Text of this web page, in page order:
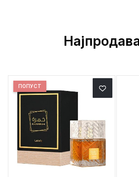
ПОПУСТ